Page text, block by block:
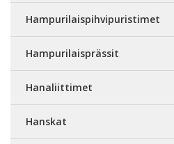
Hampurilaispihvipuristimet
Hampurilaisprässit
Hanaliittimet
Hanskat